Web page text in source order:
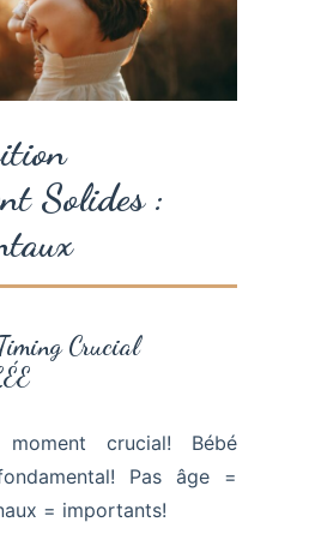
Solides :
Crucial
crucial! Bébé
Pas âge =
= importants!